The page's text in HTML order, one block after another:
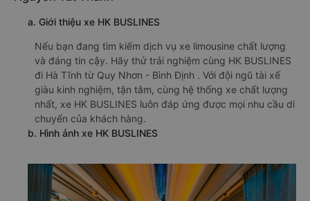
a. Giới thiệu xe HK BUSLINES
Nếu bạn đang tìm kiếm dịch vụ xe limousine chất lượng
và đáng tin cậy. Hãy thử trải nghiệm cùng HK BUSLINES
đi Hà Tĩnh từ Quy Nhơn - Bình Định . Với đội ngũ tài xế
giàu kinh nghiệm, tận tâm, cùng hệ thống xe chất lượng
nhất, xe HK BUSLINES luôn đáp ứng được mọi nhu cầu di
chuyển của khách hàng.
b. Hình ảnh xe HK BUSLINES